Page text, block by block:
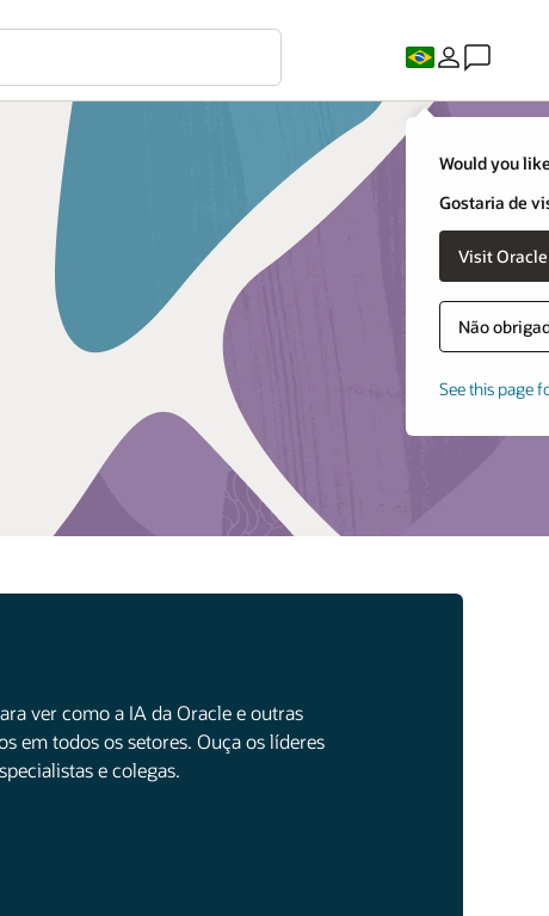
Would you
Gostaria de
Não
See this page
ver como a IA da Oracle e outras
em todos os setores. Ouça os líderes
e colegas.